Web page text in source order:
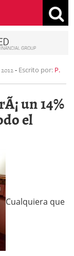
- Escrito por: P.
un 14%
el
Cualquiera que